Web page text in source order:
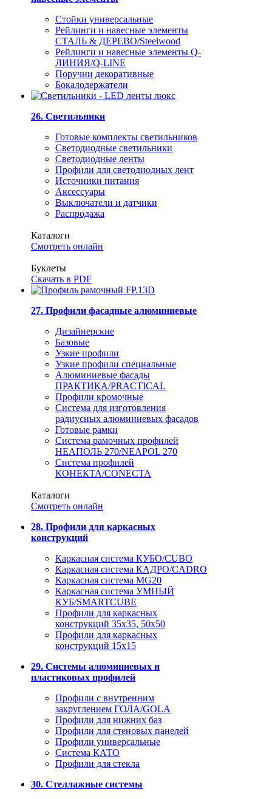
Стойки универсальные
Рейлинги и навесные элементы
СТАЛЬ & ДЕРЕВО/Steelwood
Рейлинги и навесные элементы Q-
ЛИНИЯ/Q-LINE
Поручни декоративные
Бокалодержатели
26. Светильники
Готовые комплекты светильников
Светодиодные светильники
Светодиодные ленты
Профили для светодиодных лент
Источники питания
Аксессуары
Выключатели и датчики
Распродажа
Каталоги
Смотреть онлайн
Буклеты
Скачать в PDF
27. Профили фасадные алюминиевые
Дизайнерские
Базовые
Узкие профили
Узкие профили специальные
Алюминиевые фасады
ПРАКТИКА/PRACTICAL
Профили кромочные
Система для изготовления
радиусных алюминиевых фасадов
Готовые рамки
Система рамочных профилей
НЕАПОЛЬ 270/NEAPOL 270
Система профилей
КОНЕКТА/CONECTA
Каталоги
Смотреть онлайн
28. Профили для каркасных
конструкций
Каркасная система КУБО/CUBO
Каркасная система КАДРО/CADRO
Каркасная система MG20
Каркасная система УМНЫЙ
КУБ/SMARTCUBE
Профили для каркасных
конструкций 35x35, 50x50
Профили для каркасных
конструкций 15х15
29. Системы алюминиевых и
пластиковых профилей
Профили с внутренним
закруглением ГОЛА/GOLA
Профили для нижних баз
Профили для стеновых панелей
Профили универсальные
Система КАТО
Профили для стекла
30. Стеллажные системы